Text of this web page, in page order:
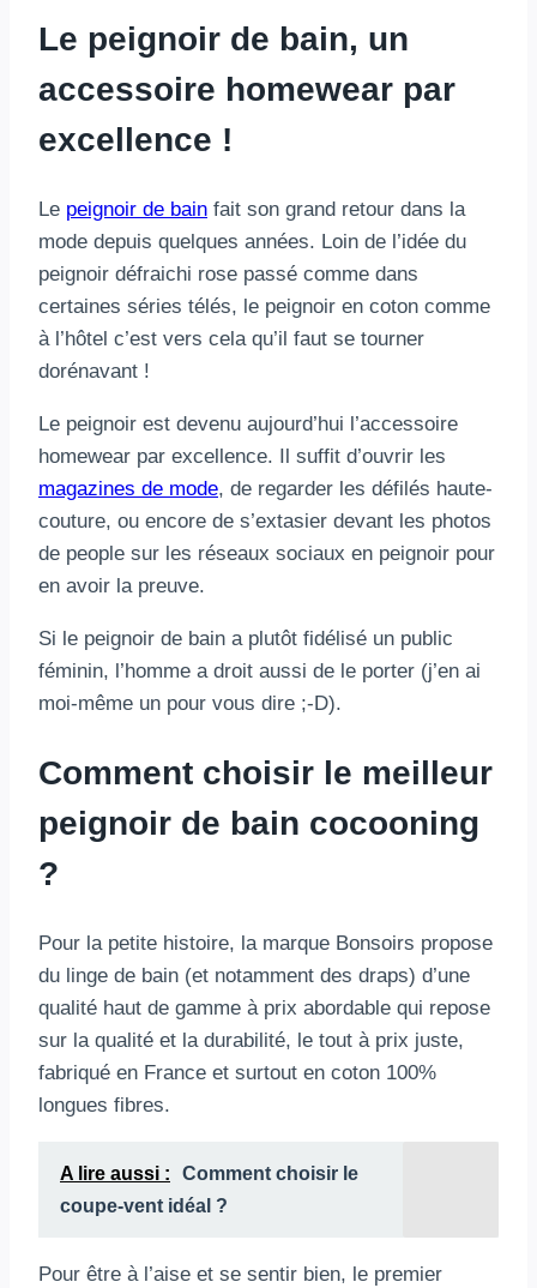
Le peignoir de bain, un
accessoire homewear par
excellence !
Le peignoir de bain fait son grand retour dans la
mode depuis quelques années. Loin de l’idée du
peignoir défraichi rose passé comme dans
certaines séries télés, le peignoir en coton comme
à l’hôtel c’est vers cela qu’il faut se tourner
dorénavant !
Le peignoir est devenu aujourd’hui l’accessoire
homewear par excellence. Il suffit d’ouvrir les
magazines de mode, de regarder les défilés haute-
couture, ou encore de s’extasier devant les photos
de people sur les réseaux sociaux en peignoir pour
en avoir la preuve.
Si le peignoir de bain a plutôt fidélisé un public
féminin, l’homme a droit aussi de le porter (j’en ai
moi-même un pour vous dire ;-D).
Comment choisir le meilleur
peignoir de bain cocooning
?
Pour la petite histoire, la marque Bonsoirs propose
du linge de bain (et notamment des draps) d’une
qualité haut de gamme à prix abordable qui repose
sur la qualité et la durabilité, le tout à prix juste,
fabriqué en France et surtout en coton 100%
longues fibres.
A lire aussi :
Comment choisir le
coupe-vent idéal ?
Pour être à l’aise et se sentir bien, le premier